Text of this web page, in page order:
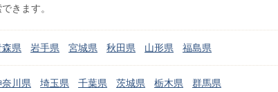
きます。
森県 岩手県 宮城県 秋田県 山形県 福島県
奈川県 埼玉県 千葉県 茨城県 栃木県 群馬県